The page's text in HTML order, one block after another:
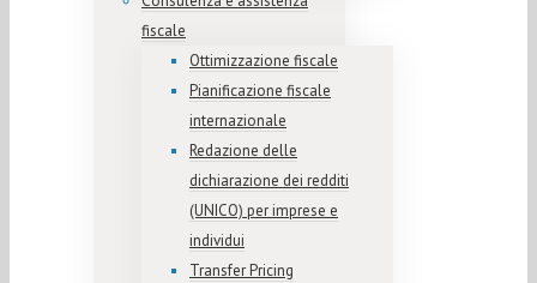
fiscale
Ottimizzazione fiscale
Pianificazione fiscale
internazionale
Redazione delle
dichiarazione dei redditi
(UNICO) per imprese e
individui
Transfer Pricing